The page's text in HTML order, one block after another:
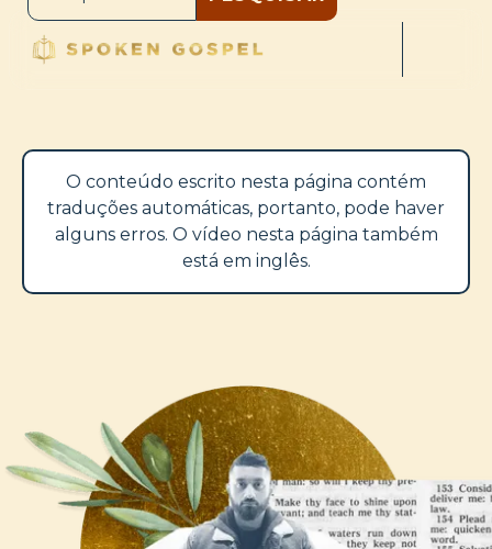
O conteúdo escrito nesta página contém
traduções automáticas, portanto, pode haver
alguns erros. O vídeo nesta página também
está em inglês.